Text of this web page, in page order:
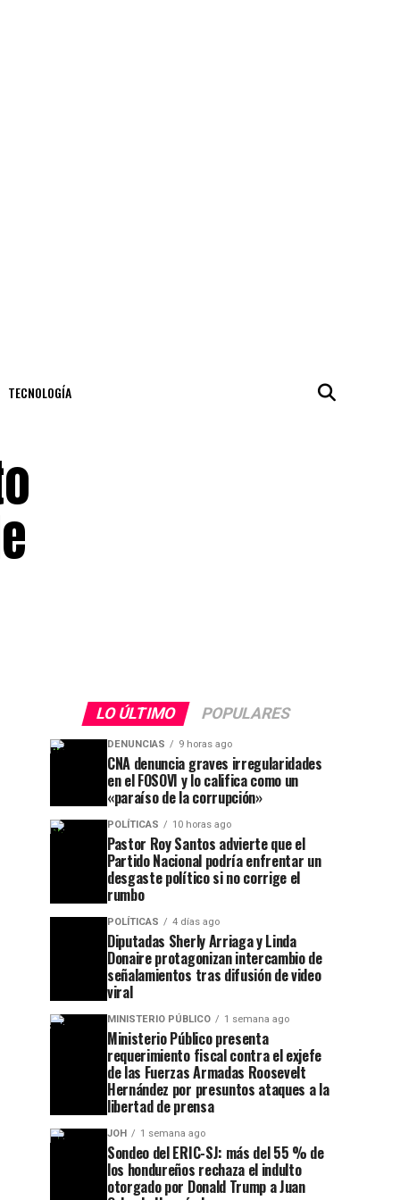
TECNOLOGÍA
LO ÚLTIMO POPULARES
DENUNCIAS 9 horas ago
CNA denuncia graves irregularidades
en el FOSOVI y lo califica como un
«paraíso de la corrupción»
POLÍTICAS 10 horas ago
Pastor Roy Santos advierte que el
Partido Nacional podría enfrentar un
desgaste político si no corrige el
rumbo
POLÍTICAS 4 días ago
Diputadas Sherly Arriaga y Linda
Donaire protagonizan intercambio de
señalamientos tras difusión de video
viral
MINISTERIO PÚBLICO 1 semana ago
Ministerio Público presenta
requerimiento fiscal contra el exjefe
de las Fuerzas Armadas Roosevelt
Hernández por presuntos ataques a la
libertad de prensa
JOH 1 semana ago
Sondeo del ERIC-SJ: más del 55 % de
los hondureños rechaza el indulto
otorgado por Donald Trump a Juan